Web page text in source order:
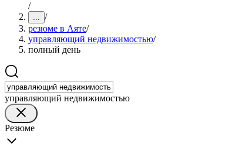
/
... /
резюме в Аяте/
управляющий недвижимостью/
полный день
управляющий недвижимостью
Резюме